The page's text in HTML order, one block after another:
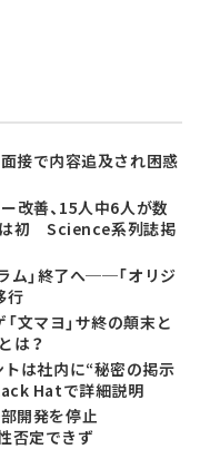
接で内容追及され困惑
改善、15人中6人が数
初 Science系列誌掲
ム」終了へ──「オリジ
行
文マヨ」サ終の顛末と
は？
は社内に“秘密の掲示
Hatで詳細説明
部開発を停止
否定できず